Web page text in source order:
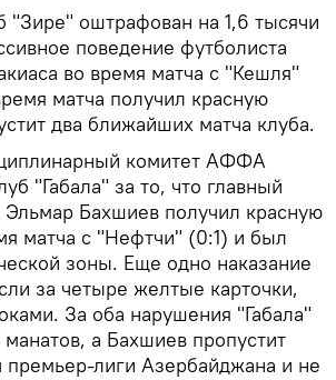
"Зире" оштрафован на 1,6 тысячи
поведение футболиста
во время матча с "Кешля"
матча получил красную
два ближайших матча клуба.
комитет АФФА
"Габала" за то, что главный
Бахшиев получил красную
матча с "Нефтчи" (0:1) и был
зоны. Еще одно наказание
за четыре желтые карточки,
За оба нарушения "Габала"
а Бахшиев пропустит
лиги Азербайджана и не